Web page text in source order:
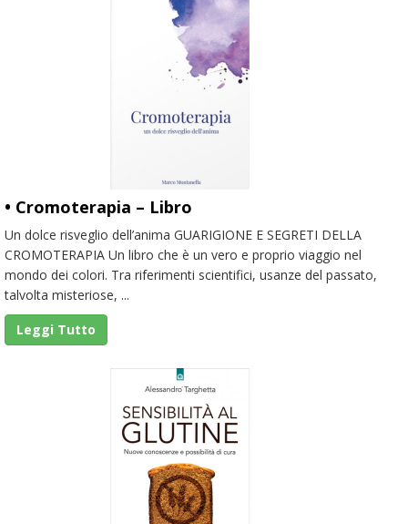
• Cromoterapia – Libro
Un dolce risveglio dell’anima GUARIGIONE E SEGRETI DELLA
CROMOTERAPIA Un libro che è un vero e proprio viaggio nel
mondo dei colori. Tra riferimenti scientifici, usanze del passato,
talvolta misteriose, ...
Leggi Tutto